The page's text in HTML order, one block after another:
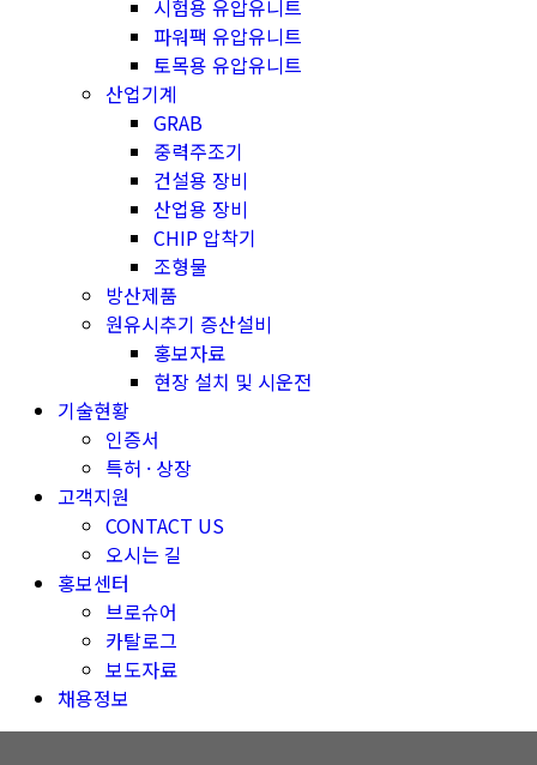
시험용 유압유니트
파워팩 유압유니트
토목용 유압유니트
산업기계
GRAB
중력주조기
건설용 장비
산업용 장비
CHIP 압착기
조형물
방산제품
원유시추기 증산설비
홍보자료
현장 설치 및 시운전
기술현황
인증서
특허 · 상장
고객지원
CONTACT US
오시는 길
홍보센터
브로슈어
카탈로그
보도자료
채용정보